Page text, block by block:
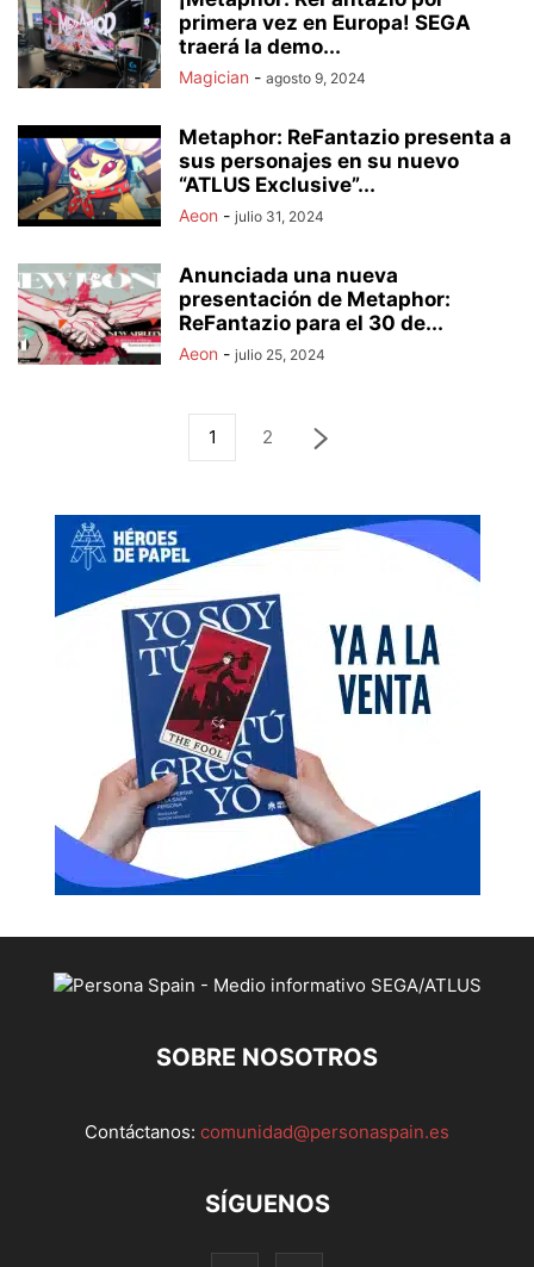
primera vez en Europa! SEGA
traerá la demo...
Magician - agosto 9, 2024
Metaphor: ReFantazio presenta a
sus personajes en su nuevo
“ATLUS Exclusive”...
Aeon - julio 31, 2024
Anunciada una nueva
presentación de Metaphor:
ReFantazio para el 30 de...
Aeon - julio 25, 2024
1 2
SOBRE NOSOTROS
Contáctanos: comunidad@personaspain.es
SÍGUENOS